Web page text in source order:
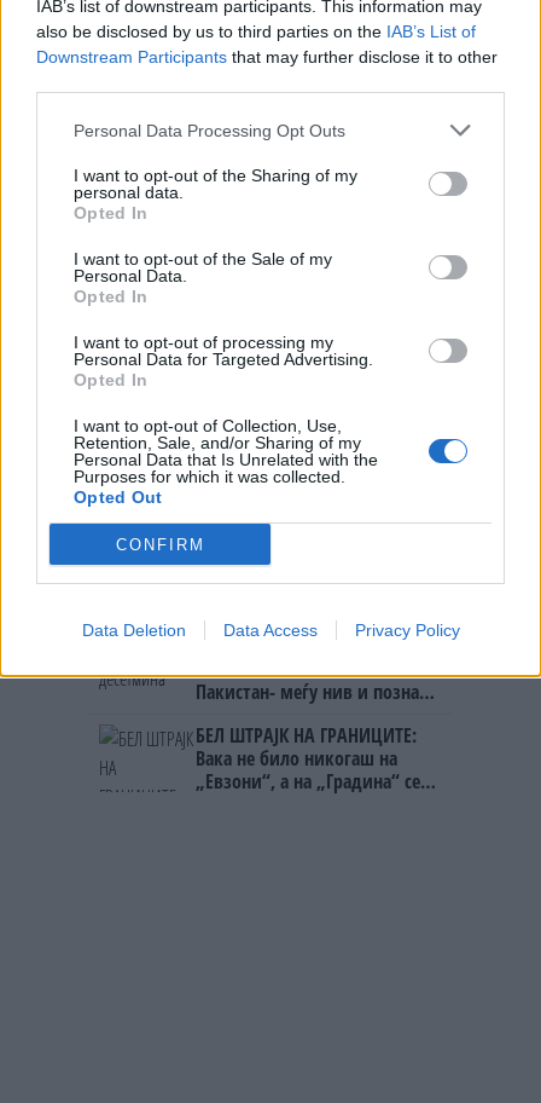
IAB’s list of downstream participants. This information may
also be disclosed by us to third parties on the IAB’s List of
Downstream Participants that may further disclose it to other
Personal Data Processing Opt Outs
I want to opt-out of the Sharing of my
personal data.
Opted In
I want to opt-out of the Sale of my
Personal Data.
Opted In
I want to opt-out of processing my
Personal Data for Targeted Advertising.
Opted In
I want to opt-out of Collection, Use,
Retention, Sale, and/or Sharing of my
Personal Data that Is Unrelated with the
Purposes for which it was collected.
Opted Out
CONFIRM
Data Deletion Data Access Privacy Policy
ИСТОРИСКО ОБЕДИНУВАЊЕ НА
МАКЕДОНЦИТЕ ВО СРБИЈА:
ФОРМИРАН МАКЕДОНСКИОТ
НАЦИОНАЛЕН СОЈУЗ
ДЕМОЛИРАЊЕ НА ФИЛИПЧЕ:
човекот појма нема од
одлука“
СУДСКАТА МАФИЈА РАБОТИ
е пензиониран, три дена
откако му го врати пасошот
на бизнисменот Марковски
Северна Кореја и Русија градат
мистериозен мост
УЛЦИЊ Е АЛБАНСКИ, ЌЕ ГО
ОСЛОБОДИМЕ- Скандалозна
Црна Гора
Исчезнаа десетмина
алпинисти во лавина во
Пакистан- меѓу нив и познат
БЕЛ ШТРАЈК НА ГРАНИЦИТЕ:
Вака не било никогаш на
„Евзони“, а на „Градина“ се